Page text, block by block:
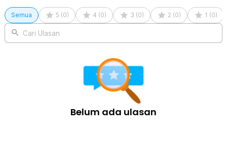
Semua 5 (0) 4 (0) 3 (0) 2 (0) 1 (0)
Cari Ulasan
Belum ada ulasan